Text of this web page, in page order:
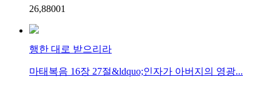
26,88001
행한 대로 받으리라
마태복음 16장 27절&ldquo;인자가 아버지의 영광...